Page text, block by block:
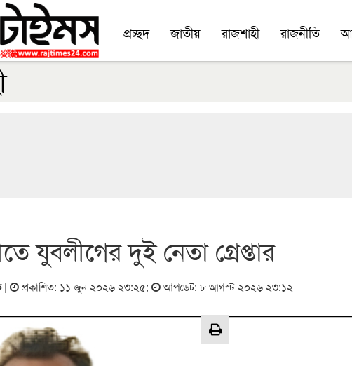
প্রচ্ছদ জাতীয় রাজশাহী রাজনীতি
যুবলীগের দুই নেতা গ্রেপ্তার
| প্রকাশিত: ১১ জুন ২০২৬ ২৩:২৫; আপডেট: ৮ আগস্ট ২০২৬ ২৩:১২